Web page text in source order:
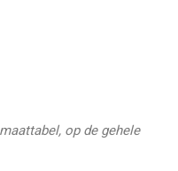
op de gehele